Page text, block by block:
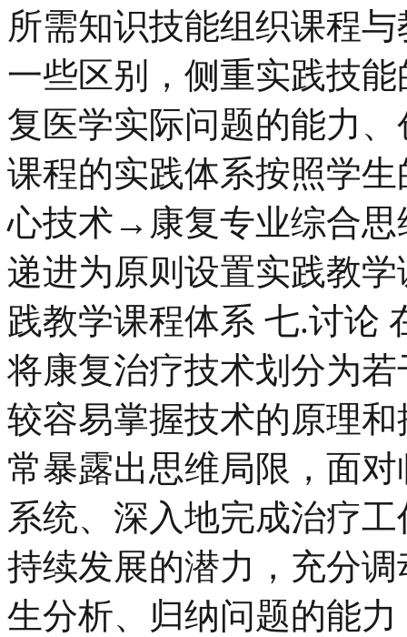
所需知识技能组织课程
一些区别，侧重实践技
复医学实际问题的能力
课程的实践体系按照学
心技术→康复专业综合
递进为原则设置实践教
践教学课程体系 七.讨论
将康复治疗技术划分为
较容易掌握技术的原理
常暴露出思维局限，面
系统、深入地完成治疗
持续发展的潜力，充分
生分析、归纳问题的能